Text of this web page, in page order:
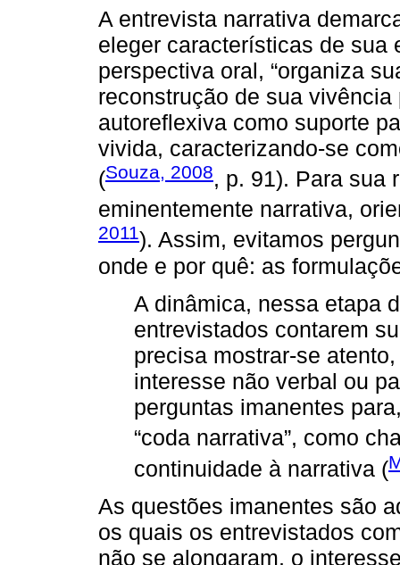
A entrevista narrativa
eleger características de sua
perspectiva oral, “organiza
reconstrução de sua
autoreflexiva como suporte
vivida, caracterizando-se
(Souza, 2008, p. 91). Para sua
eminentemente narrativa,
2011). Assim, evitamos
onde e por quê: as
A dinâmica, nessa etapa
entrevistados contarem
precisa mostrar-se
interesse não verbal ou
perguntas imanentes
“coda narrativa”, como
continuidade à narrativa (
As questões imanentes são
os quais os entrevistados
não se alongaram, o